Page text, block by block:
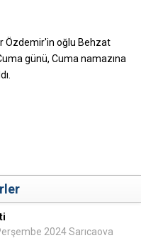
Özdemir'in oğlu Behzat
günü, Cuma namazına
2024 Sarıcaova